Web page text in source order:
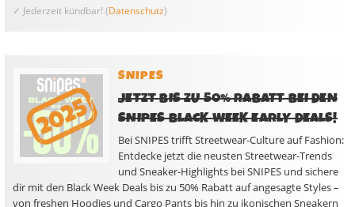
✓ Jederzeit kündbar! (Datenschutz)
SNIPES
JETZT BIS ZU 50% RABATT BEI DEN
SNIPES BLACK WEEK EARLY DEALS!
Bei SNIPES trifft Streetwear-Culture auf Fashion:
Entdecke jetzt die neusten Streetwear-Trends
und Sneaker-Highlights bei SNIPES und sichere
dir mit den Black Week Deals bis zu 50% Rabatt auf angesagte Styles –
von freshen Hoodies und Cargo Pants bis hin zu ikonischen Sneakern